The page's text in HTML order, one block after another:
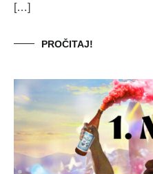
[…]
PROČITAJ!